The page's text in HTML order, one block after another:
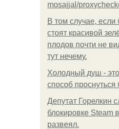
mosajjal/
В том случае,
стоят красивой
плодов почти не
тут нечему.
Холодный душ -
способ проснуться
Депутат Горелкин
блокировке Steam
развеял.